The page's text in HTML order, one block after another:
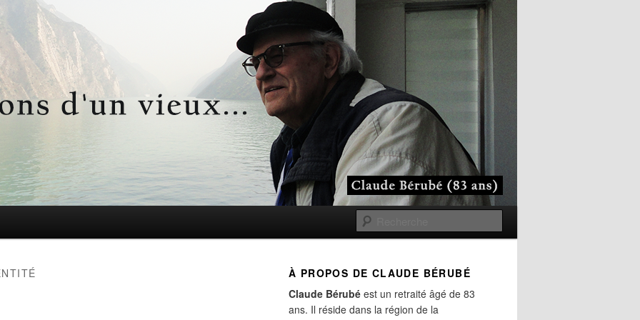
vieux…
À PROPOS DE CLAUDE BÉRUBÉ
Claude Bérubé est un retraité âgé de 83
ans. Il réside dans la région de la